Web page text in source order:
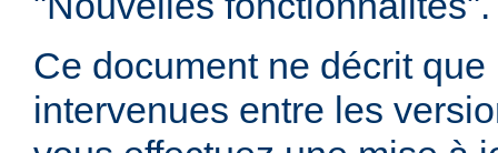
Ce document ne décrit
intervenues entre les